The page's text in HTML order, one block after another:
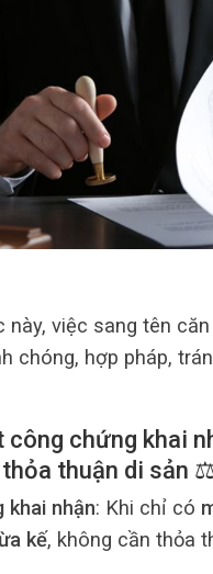
việc sang tên
chóng, hợp pháp,
công chứng khai
thuận di sản
khai nhận: Khi chỉ có
kế, không cần thỏa